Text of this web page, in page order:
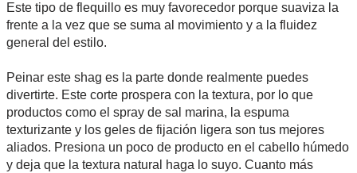
Este tipo de flequillo es muy favorecedor porque suaviza la
frente a la vez que se suma al movimiento y a la fluidez
general del estilo.
Peinar este shag es la parte donde realmente puedes
divertirte. Este corte prospera con la textura, por lo que
productos como el spray de sal marina, la espuma
texturizante y los geles de fijación ligera son tus mejores
aliados. Presiona un poco de producto en el cabello húmedo
y deja que la textura natural haga lo suyo. Cuanto más